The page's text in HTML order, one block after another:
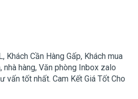
Khách Cần Hàng Gấp, Khách mua
hàng, Văn phòng Inbox zalo
tốt nhất. Cam Kết Giá Tốt Cho